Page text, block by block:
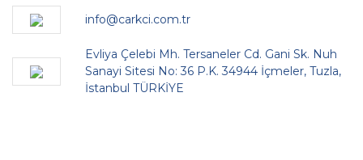
info@carkci.com.tr
Evliya Çelebi Mh. Tersaneler Cd. Gani Sk. Nuh
Sanayi Sitesi No: 36 P.K. 34944 İçmeler, Tuzla,
İstanbul TÜRKİYE